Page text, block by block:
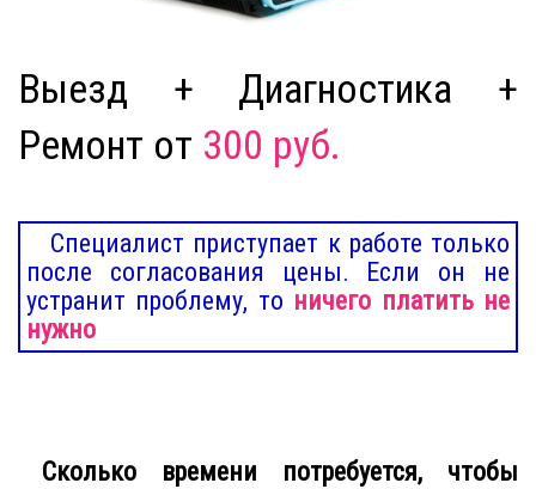
Выезд + Диагностика +
Ремонт от 300 руб.
Специалист приступает к работе только
после согласования цены. Если он не
устранит проблему, то ничего платить не
нужно
Сколько времени потребуется, чтобы